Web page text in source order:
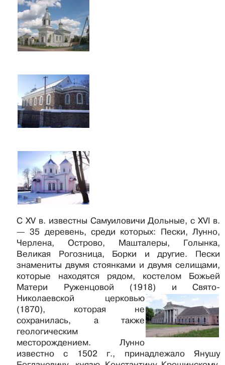
С XV в. известны Самуиловичи Дольные, с XVI в.
— 35 деревень, среди которых: Пески, Лунно,
Черлена, Острово, Машталеры, Голынка,
Великая Рогозница, Борки и другие. Пески
знамениты двумя стоянками и двумя селищами,
которые находятся рядом, костелом Божьей
Матери Руженцовой (1918) и Свято-
Николаевской церковью
(1870), которая не
сохранилась, а также
геологическим
месторождением. Лунно
известно с 1502 г., принадлежало Янушу